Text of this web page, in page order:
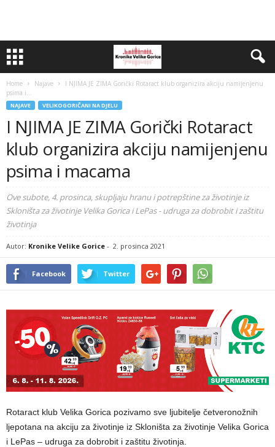
Home Najave
I NJIMA JE ZIMA Gorički Rotaract klub organizira akciju namijenjenu
psima i...
NAJAVE VELIKOGORIČANI NA DJELU
I NJIMA JE ZIMA Gorički Rotaract
klub organizira akciju namijenjenu
psima i macama
Ove subote, 4. prosinca, skupljaju hranu i potrepštine za životinje iz
Skloništa za životinje Velika Gorica i LePas - udruga za dobrobit i zaštitu
životinja
Autor: Kronike Velike Gorice - 2. prosinca 2021
Facebook Twitter
Rotaract klub Velika Gorica pozivamo sve ljubitelje četveronožnih
ljepotana na akciju za životinje iz Skloništa za životinje Velika Gorica
i LePas – udruga za dobrobit i zaštitu životinja.